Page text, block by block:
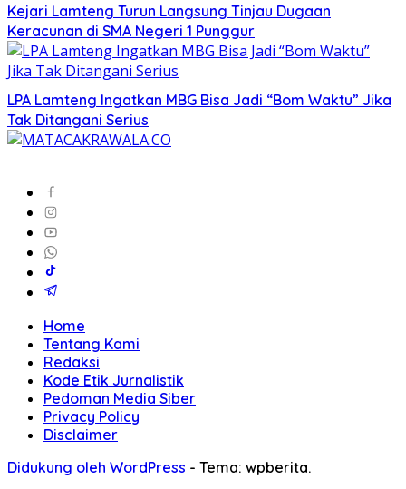
Kejari Lamteng Turun Langsung Tinjau Dugaan
Keracunan di SMA Negeri 1 Punggur
LPA Lamteng Ingatkan MBG Bisa Jadi “Bom Waktu” Jika
Tak Ditangani Serius
Home
Tentang Kami
Redaksi
Kode Etik Jurnalistik
Pedoman Media Siber
Privacy Policy
Disclaimer
Didukung oleh WordPress - Tema: wpberita.